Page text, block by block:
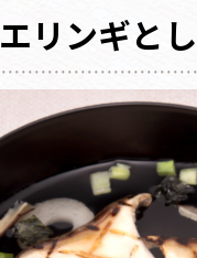
エリンギと